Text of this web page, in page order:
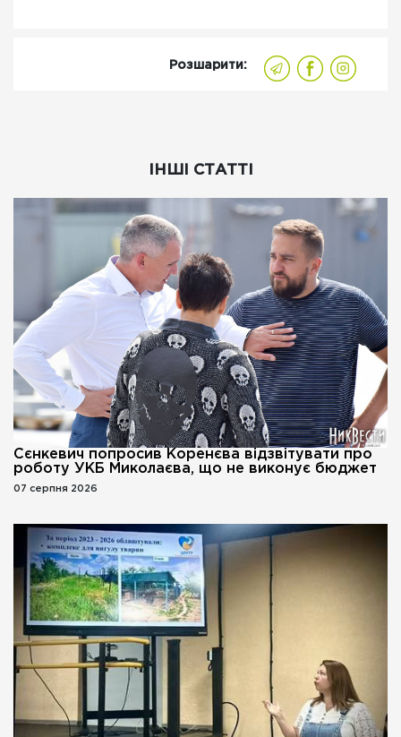
Розшарити:
ІНШІ СТАТТІ
Сєнкевич попросив Коренєва відзвітувати про
роботу УКБ Миколаєва, що не виконує бюджет
07 серпня 2026